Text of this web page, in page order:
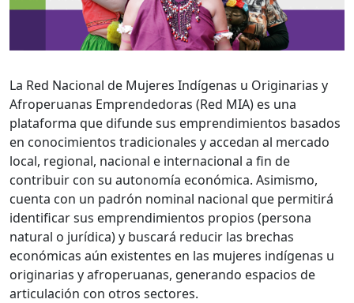
La Red Nacional de Mujeres Indígenas u Originarias y
Afroperuanas Emprendedoras (Red MIA) es una
plataforma que difunde sus emprendimientos basados
en conocimientos tradicionales y accedan al mercado
local, regional, nacional e internacional a fin de
contribuir con su autonomía económica. Asimismo,
cuenta con un padrón nominal nacional que permitirá
identificar sus emprendimientos propios (persona
natural o jurídica) y buscará reducir las brechas
económicas aún existentes en las mujeres indígenas u
originarias y afroperuanas, generando espacios de
articulación con otros sectores.